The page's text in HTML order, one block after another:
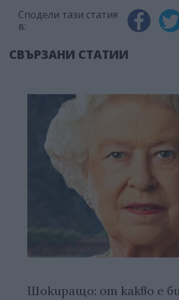
Сподели тази статия
в:
СВЪРЗАНИ СТАТИИ
Шокиращо: от какво е